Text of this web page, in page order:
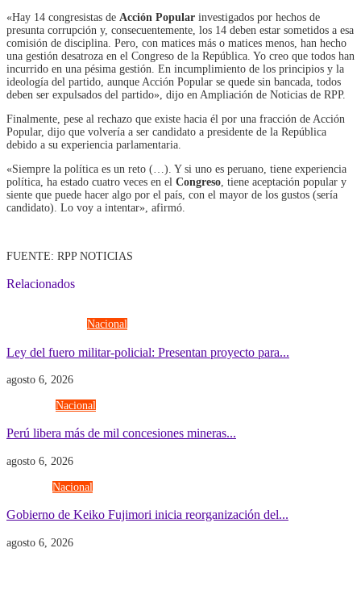
«Hay 14 congresistas de Acción Popular investigados por hechos de
presunta corrupción y, consecuentemente, los 14 deben estar sometidos a esa
comisión de disciplina. Pero, con matices más o matices menos, han hecho
una gestión desatroza en el Congreso de la República. Yo creo que todos han
incurrido en una pésima gestión. En incumplimiento de los principios y la
ideología del partido, aunque Acción Popular se quede sin bancada, todos
deben ser expulsados del partido», dijo en Ampliación de Noticias de RPP.
Finalmente, pese al rechazo que existe hacia él por una fracción de Acción
Popular, dijo que volvería a ser candidato a presidente de la República
debido a su experiencia parlamentaria.
«Siempre la política es un reto (…). Y si uno es peruano, tiene experiencia
política, ha estado cuatro veces en el Congreso , tiene aceptación popular y
siente que puede hacer algo por el país, con el mayor de los gustos (sería
candidato). Lo voy a intentar», afirmó.
FUENTE: RPP NOTICIAS
Relacionados
Nacional
Ley del fuero militar-policial: Presentan proyecto para...
agosto 6, 2026
Nacional
Perú libera más de mil concesiones mineras...
agosto 6, 2026
Nacional
Gobierno de Keiko Fujimori inicia reorganización del...
agosto 6, 2026